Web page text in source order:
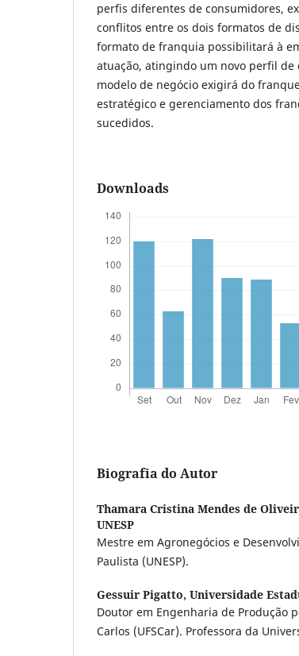
perfis diferentes de consumidores,
conflitos entre os dois formatos de
formato de franquia possibilitará à
atuação, atingindo um novo perfil de
modelo de negócio exigirá do
estratégico e gerenciamento dos
sucedidos.
Downloads
Biografia do Autor
Thamara Cristina Mendes de
UNESP
Mestre em Agronegócios e
Paulista (UNESP).
Gessuir Pigatto, Universidade
Doutor em Engenharia de Produção
Carlos (UFSCar). Professora da